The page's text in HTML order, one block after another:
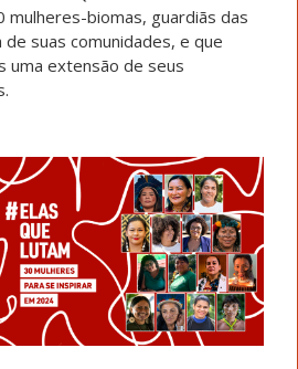
biomas, guardiãs das
suas comunidades, e que
uma extensão de seus